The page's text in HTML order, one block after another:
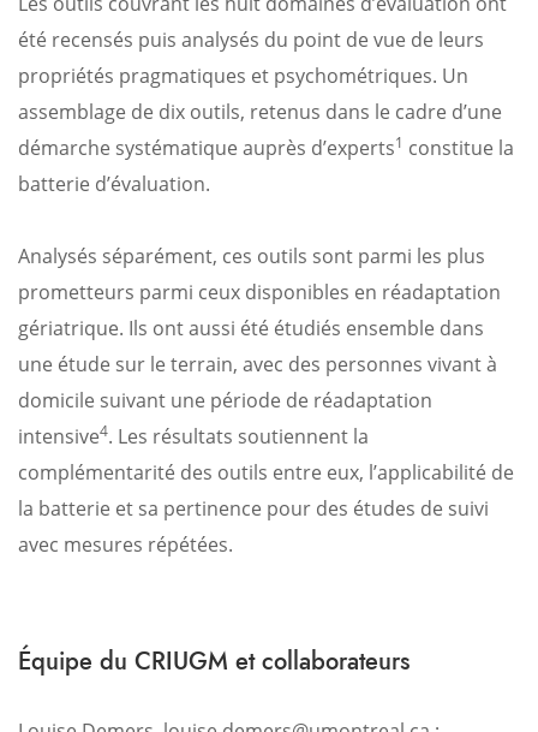
été recensés puis analysés du point de vue de leurs
propriétés pragmatiques et psychométriques. Un
assemblage de dix outils, retenus dans le cadre d’une
démarche systématique auprès d’experts1 constitue la
batterie d’évaluation.
Analysés séparément, ces outils sont parmi les plus
prometteurs parmi ceux disponibles en réadaptation
gériatrique. Ils ont aussi été étudiés ensemble dans
une étude sur le terrain, avec des personnes vivant à
domicile suivant une période de réadaptation
intensive4. Les résultats soutiennent la
complémentarité des outils entre eux, l’applicabilité de
la batterie et sa pertinence pour des études de suivi
avec mesures répétées.
Équipe du CRIUGM et collaborateurs